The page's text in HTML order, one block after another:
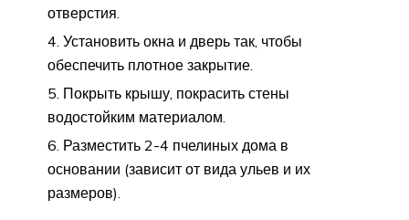
отверстия.
Установить окна и дверь так, чтобы
обеспечить плотное закрытие.
Покрыть крышу, покрасить стены
водостойким материалом.
Разместить 2-4 пчелиных дома в
основании (зависит от вида ульев и их
размеров).